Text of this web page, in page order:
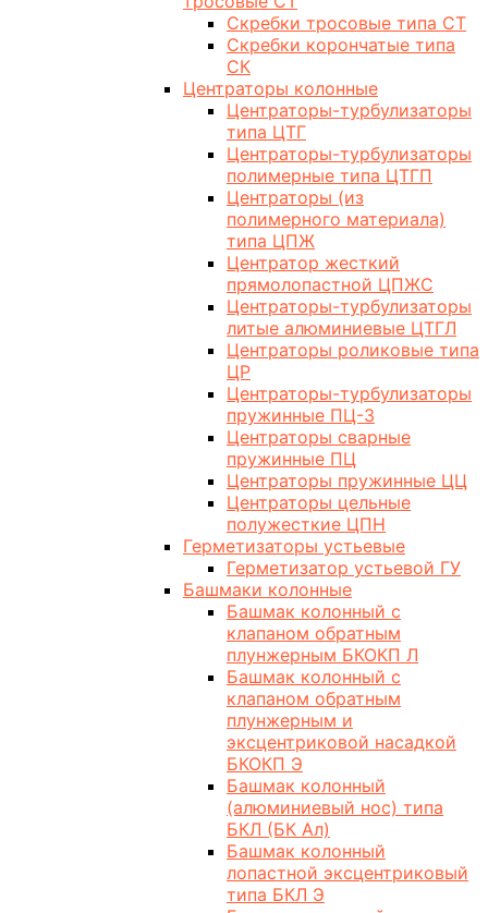
Скребки тросовые типа СТ
Скребки корончатые типа
СК
Центраторы колонные
Центраторы-турбулизаторы
типа ЦТГ
Центраторы-турбулизаторы
полимерные типа ЦТГП
Центраторы (из
полимерного материала)
типа ЦПЖ
Центратор жесткий
прямолопастной ЦПЖС
Центраторы-турбулизаторы
литые алюминиевые ЦТГЛ
Центраторы роликовые типа
ЦР
Центраторы-турбулизаторы
пружинные ПЦ-3
Центраторы сварные
пружинные ПЦ
Центраторы пружинные ЦЦ
Центраторы цельные
полужесткие ЦПН
Герметизаторы устьевые
Герметизатор устьевой ГУ
Башмаки колонные
Башмак колонный с
клапаном обратным
плунжерным БКОКП Л
Башмак колонный с
клапаном обратным
плунжерным и
эксцентриковой насадкой
БКОКП Э
Башмак колонный
(алюминиевый нос) типа
БКЛ (БК Ал)
Башмак колонный
лопастной эксцентриковый
типа БКЛ Э